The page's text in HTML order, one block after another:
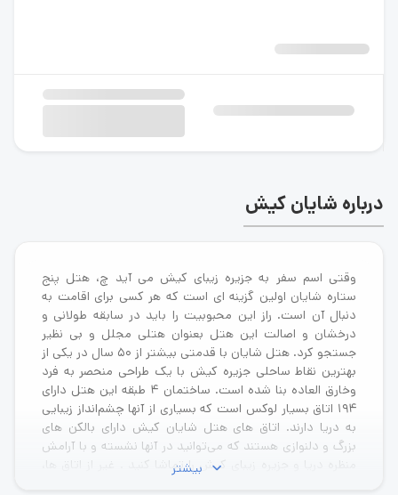
درباره شایان کیش
وقتی اسم سفر به جزیره زیبای کیش می آید چ، هتل پنج
ستاره شایان اولین گزینه ای است که هر کسی برای اقامت به
دنبال آن است. راز این محبوبیت را باید در سابقه طولانی و
درخشان و اصالت این هتل بعنوان هتلی مجلل و بی نظیر
جستجو کرد. هتل شایان با قدمتی بیشتر از ۵۰ سال در یکی از
بهترین نقاط ساحلی جزیره کیش با یک طراحی منحصر به فرد
و‌خارق العاده بنا شده است. ساختمان ۴ طبقه این هتل دارای
۱۹۴ اتاق بسیار لوکس است که بسیاری از آنها چشم‌انداز زیبایی
به دریا دارند. اتاق های هتل شایان کیش دارای بالکن های
بزرگ و دلنوازی هستند که می‌توانید در آنها نشسته و با آرامش
منظره دریا و جزیره زیبای کیش را تماشا کنید . غیر از اتاق ها،
بیشتر